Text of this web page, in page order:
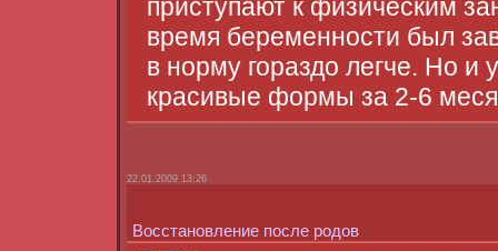
приступают к физическим
время беременности был
в норму гораздо легче. Но
красивые формы за 2-6
22.01.2009 13:26
Восстановление после родов